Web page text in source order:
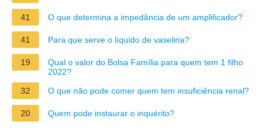
41 O que determina a impedância de um amplificador?
41 Para que serve o líquido de vaselina?
19
Qual o valor do Bolsa Família para quem tem 1 filho
2022?
32
O que não pode comer quem tem insuficiência renal?
20 Quem pode instaurar o inquérito?